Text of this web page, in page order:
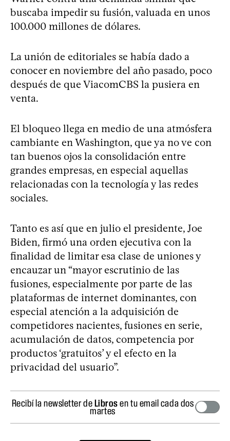
buscaba impedir su fusión, valuada en unos
100.000 millones de dólares.
La unión de editoriales se había dado a
conocer en noviembre del año pasado, poco
después de que ViacomCBS la pusiera en
venta.
El bloqueo llega en medio de una atmósfera
cambiante en Washington, que ya no ve con
tan buenos ojos la consolidación entre
grandes empresas, en especial aquellas
relacionadas con la tecnología y las redes
sociales.
Tanto es así que en julio el presidente, Joe
Biden, firmó una orden ejecutiva con la
finalidad de limitar esa clase de uniones y
encauzar un “mayor escrutinio de las
fusiones, especialmente por parte de las
plataformas de internet dominantes, con
especial atención a la adquisición de
competidores nacientes, fusiones en serie,
acumulación de datos, competencia por
productos ‘gratuitos’ y el efecto en la
privacidad del usuario”.
Recibí la newsletter deLibrosen tu email cada dos
martes